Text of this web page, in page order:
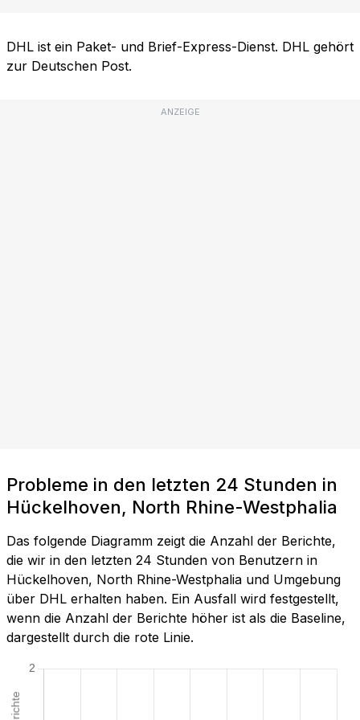
DHL ist ein Paket- und Brief-Express-Dienst. DHL gehört
zur Deutschen Post.
ANZEIGE
Probleme in den letzten 24 Stunden in
Hückelhoven, North Rhine-Westphalia
Das folgende Diagramm zeigt die Anzahl der Berichte,
die wir in den letzten 24 Stunden von Benutzern in
Hückelhoven, North Rhine-Westphalia und Umgebung
über DHL erhalten haben. Ein Ausfall wird festgestellt,
wenn die Anzahl der Berichte höher ist als die Baseline,
dargestellt durch die rote Linie.